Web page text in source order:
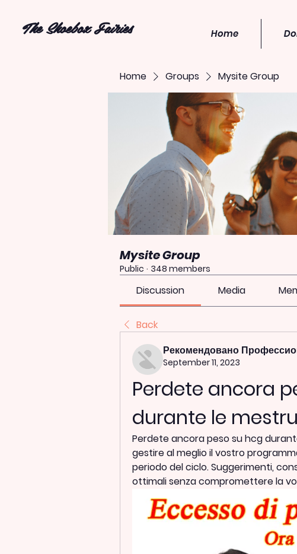
The Shoebox Fairies
Home
Home Groups Mysite Group
Mysite Group
Public · 348 members
Discussion Media
Back
Рекомендовано
September 11, 2023
Perdete ancora
durante le
Perdete ancora peso su hcg
gestire al meglio il vostro
periodo del ciclo. Suggerimenti,
ottimali senza compromettere la